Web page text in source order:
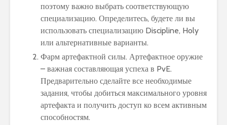
поэтому важно выбрать соответствующую
специализацию. Определитесь, будете ли вы
использовать специализацию Discipline, Holy
или альтернативные варианты.
Фарм артефактной силы. Артефактное оружие
– важная составляющая успеха в PvE.
Предварительно сделайте все необходимые
задания, чтобы добиться максимального уровня
артефакта и получить доступ ко всем активным
способностям.